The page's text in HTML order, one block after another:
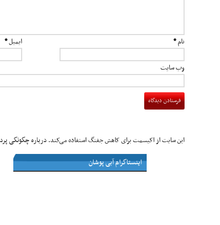
نام* ایمیل*
وب‌ سایت
این سایت از اکیسمت برای کاهش جفنگ استفاده می‌کند.درباره چگونگی
اینستاگرام آبی پوشان